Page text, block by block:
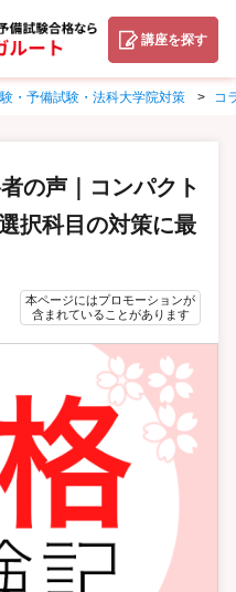
講座を探す
・予備試験・法科大学院対策 コ
の声｜コンパクト
択科目の対策に最
本ページにはプロモーションが
含まれていることがあります